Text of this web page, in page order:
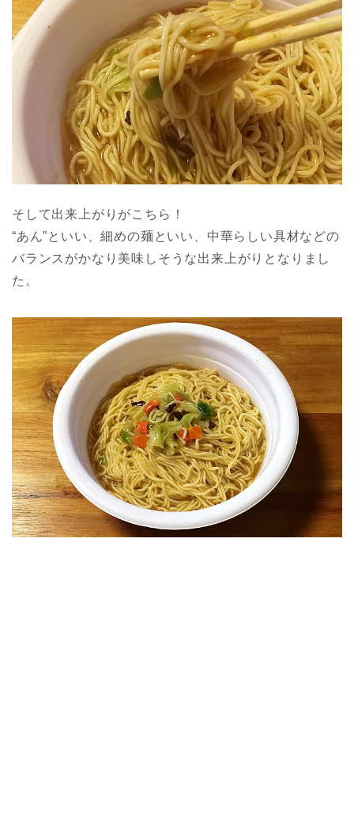
そして出来上がりがこちら！
“あん”といい、細めの麺といい、中華らしい具材などの
バランスがかなり美味しそうな出来上がりとなりまし
た。